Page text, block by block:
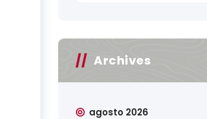
Archives
agosto 2026